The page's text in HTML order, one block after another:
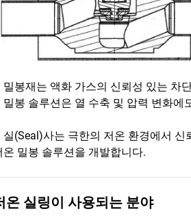
밀봉재는 액화 가스의 신뢰성 있는 차
밀봉 솔루션은 열 수축 및 압력 변화에
실(Seal)사는 극한의 저온 환경에서
온 밀봉 솔루션을 개발합니다.
온 실링이 사용되는 분야